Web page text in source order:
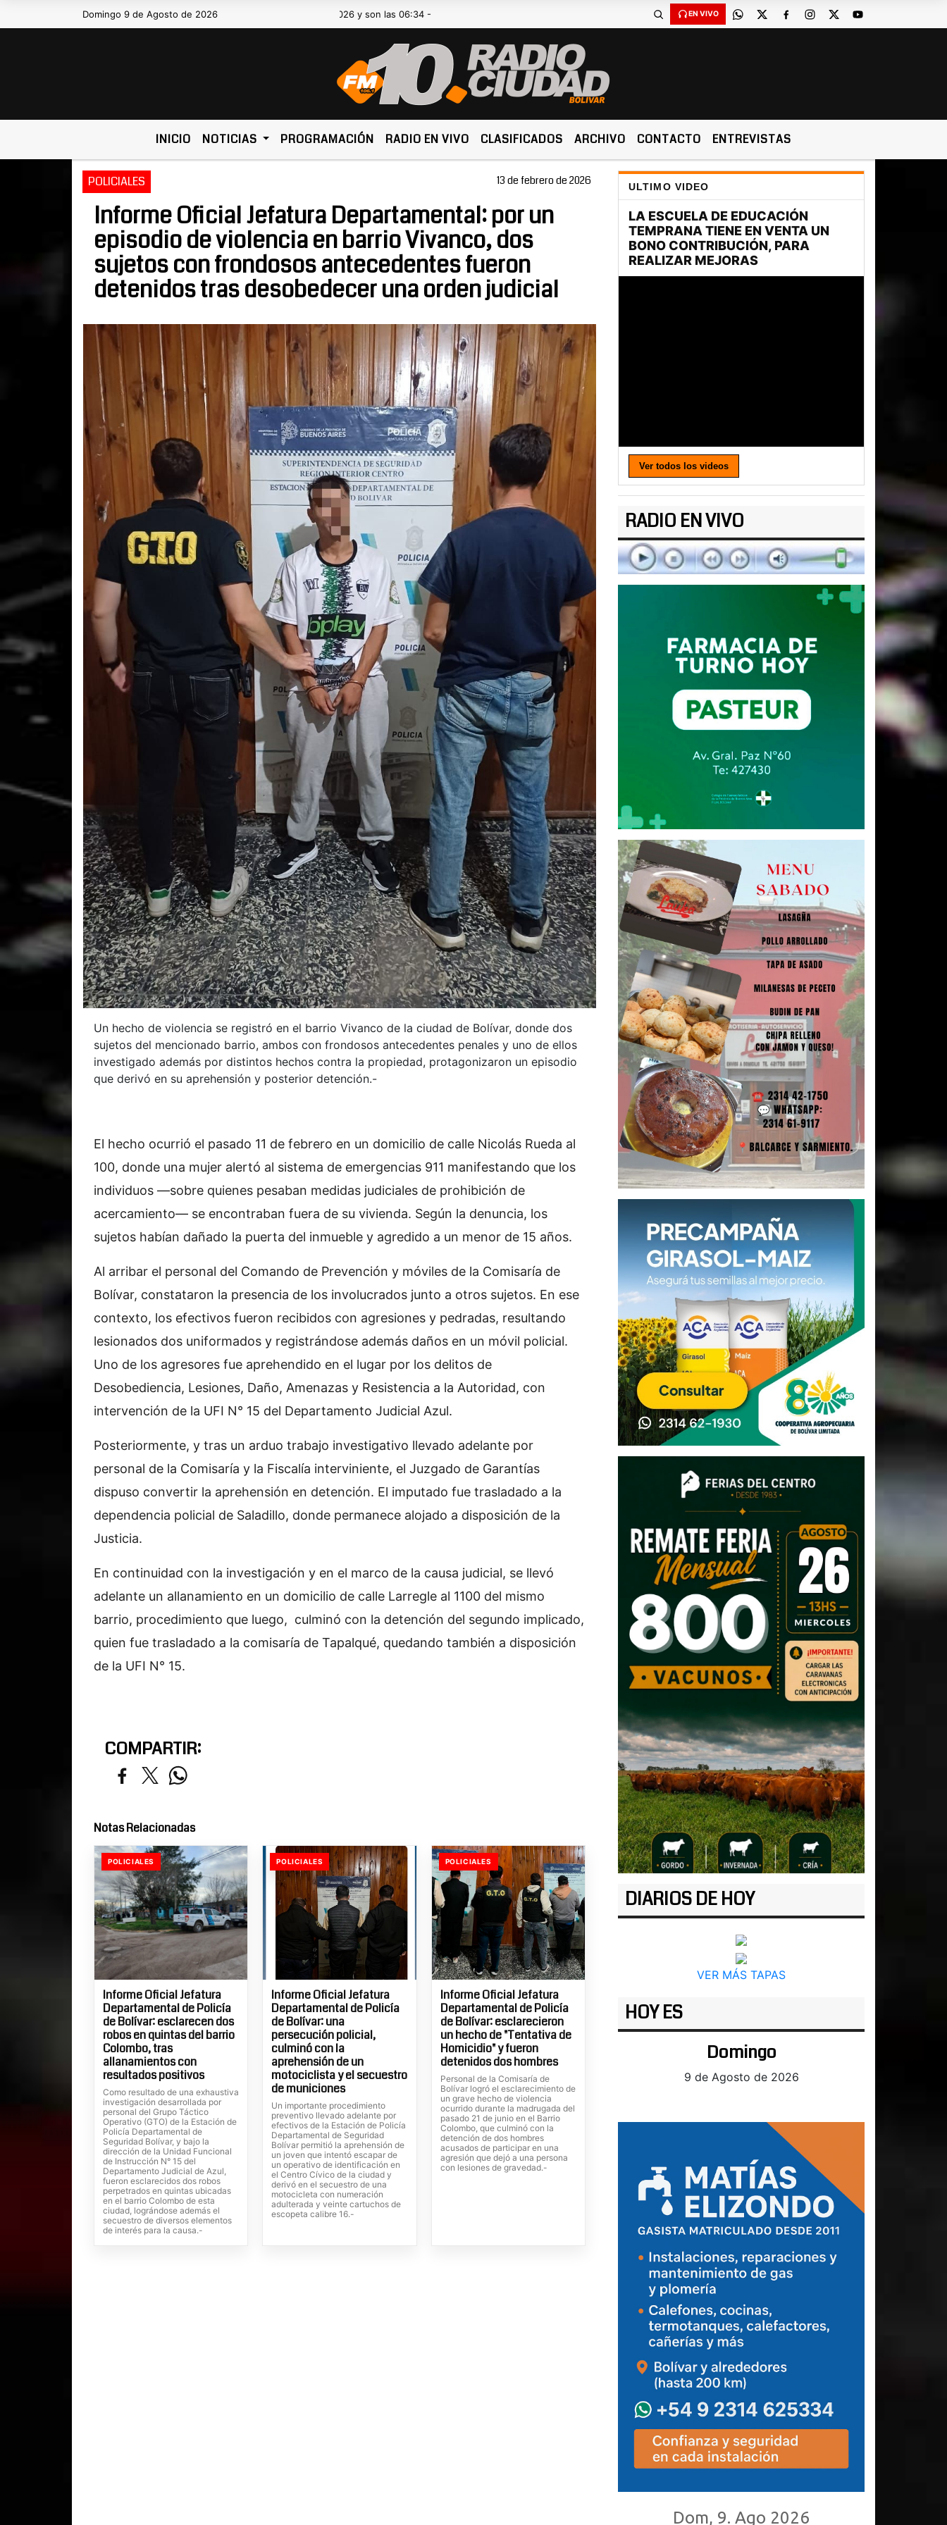
Domingo 9 de Agosto de 2026
Hoy es Domingo 9 de Agosto de 2026 y son las 06:34 - EN VIVO
INICIO NOTICIAS PROGRAMACIÓN RADIO EN VIVO CLASIFICADOS ARCHIVO CONTACTO ENTREVISTAS
POLICIALES 13 de febrero de 2026
Informe Oficial Jefatura Departamental: por un
episodio de violencia en barrio Vivanco, dos
sujetos con frondosos antecedentes fueron
detenidos tras desobedecer una orden judicial
Un hecho de violencia se registró en el barrio Vivanco de la ciudad de Bolívar, donde dos
sujetos del mencionado barrio, ambos con frondosos antecedentes penales y uno de ellos
investigado además por distintos hechos contra la propiedad, protagonizaron un episodio
que derivó en su aprehensión y posterior detención.-
El hecho ocurrió el pasado 11 de febrero en un domicilio de calle Nicolás Rueda al
100, donde una mujer alertó al sistema de emergencias 911 manifestando que los
individuos —sobre quienes pesaban medidas judiciales de prohibición de
acercamiento— se encontraban fuera de su vivienda. Según la denuncia, los
sujetos habían dañado la puerta del inmueble y agredido a un menor de 15 años.
Al arribar el personal del Comando de Prevención y móviles de la Comisaría de
Bolívar, constataron la presencia de los involucrados junto a otros sujetos. En ese
contexto, los efectivos fueron recibidos con agresiones y pedradas, resultando
lesionados dos uniformados y registrándose además daños en un móvil policial.
Uno de los agresores fue aprehendido en el lugar por los delitos de
Desobediencia, Lesiones, Daño, Amenazas y Resistencia a la Autoridad, con
intervención de la UFI N° 15 del Departamento Judicial Azul.
Posteriormente, y tras un arduo trabajo investigativo llevado adelante por
personal de la Comisaría y la Fiscalía interviniente, el Juzgado de Garantías
dispuso convertir la aprehensión en detención. El imputado fue trasladado a la
dependencia policial de Saladillo, donde permanece alojado a disposición de la
Justicia.
En continuidad con la investigación y en el marco de la causa judicial, se llevó
adelante un allanamiento en un domicilio de calle Larregle al 1100 del mismo
barrio, procedimiento que luego, culminó con la detención del segundo implicado,
quien fue trasladado a la comisaría de Tapalqué, quedando también a disposición
de la UFI N° 15.
COMPARTIR:
Notas Relacionadas
POLICIALES
Informe Oficial Jefatura
Departamental de Policía
de Bolívar: esclarecen dos
robos en quintas del barrio
Colombo, tras
allanamientos con
resultados positivos
Como resultado de una exhaustiva
investigación desarrollada por
personal del Grupo Táctico
Operativo (GTO) de la Estación de
Policía Departamental de
Seguridad Bolívar, y bajo la
dirección de la Unidad Funcional
de Instrucción N° 15 del
Departamento Judicial de Azul,
fueron esclarecidos dos robos
perpetrados en quintas ubicadas
en el barrio Colombo de esta
ciudad, lográndose además el
secuestro de diversos elementos
de interés para la causa.-
POLICIALES
Informe Oficial Jefatura
Departamental de Policía
de Bolívar: una
persecución policial,
culminó con la
aprehensión de un
motociclista y el secuestro
de municiones
Un importante procedimiento
preventivo llevado adelante por
efectivos de la Estación de Policía
Departamental de Seguridad
Bolívar permitió la aprehensión de
un joven que intentó escapar de
un operativo de identificación en
el Centro Cívico de la ciudad y
derivó en el secuestro de una
motocicleta con numeración
adulterada y veinte cartuchos de
escopeta calibre 16.-
POLICIALES
Informe Oficial Jefatura
Departamental de Policía
de Bolívar: esclarecieron
un hecho de "Tentativa de
Homicidio" y fueron
detenidos dos hombres
Personal de la Comisaría de
Bolívar logró el esclarecimiento de
un grave hecho de violencia
ocurrido durante la madrugada del
pasado 21 de junio en el Barrio
Colombo, que culminó con la
detención de dos hombres
acusados de participar en una
agresión que dejó a una persona
con lesiones de gravedad.-
ULTIMO VIDEO
Ver todos los videos
RADIO EN VIVO
DIARIOS DE HOY
VER MÁS TAPAS
HOY ES
Domingo
9 de Agosto de 2026